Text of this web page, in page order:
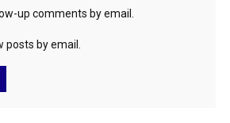
up comments by email.
by email.